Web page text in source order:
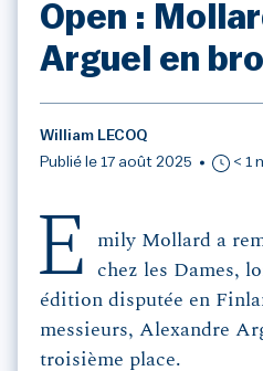
Open :
Arguel en
William LECOQ
Publié le 17 août 2025
< 1
E
mily Mollard a
chez les Dames,
édition disputée en
messieurs, Alexandre
troisième place.